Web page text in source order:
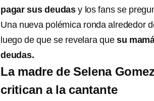
pagar sus deudas y los fans se
Una nueva polémica ronda alrededor
luego de que se revelara que su
deudas.
La madre de Selena
critican a la cantante